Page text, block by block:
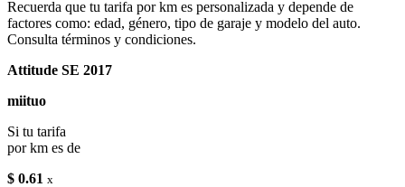
Recuerda que tu tarifa por km es personalizada y depende de
factores como: edad, género, tipo de garaje y modelo del auto.
Consulta términos y condiciones.
Attitude SE 2017
miituo
Si tu tarifa
por km es de
$ 0.61 x